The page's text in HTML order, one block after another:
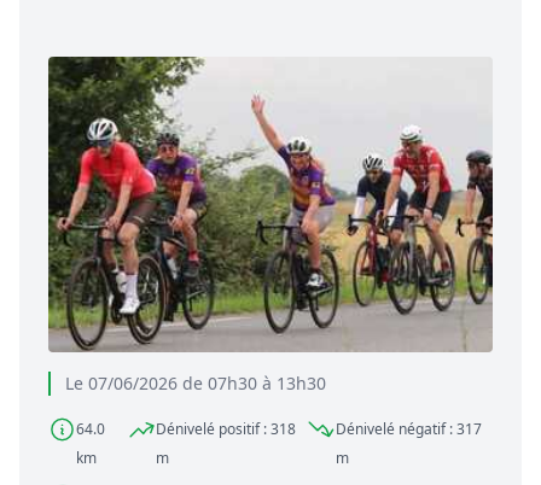
Le 07/06/2026 de 07h30 à 13h30
64.0
km
Dénivelé positif : 318
m
Dénivelé négatif : 317
m